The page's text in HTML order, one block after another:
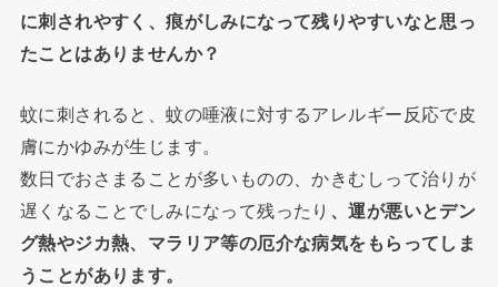
に刺されやすく、痕がしみになって残りやすいなと思っ
たことはありませんか？
蚊に刺されると、蚊の唾液に対するアレルギー反応で皮
膚にかゆみが生じます。
数日でおさまることが多いものの、かきむしって治りが
遅くなることでしみになって残ったり 、運が悪いとデン
グ熱やジカ熱、マラリア等の厄介な病気をもらってしま
うことがあります。